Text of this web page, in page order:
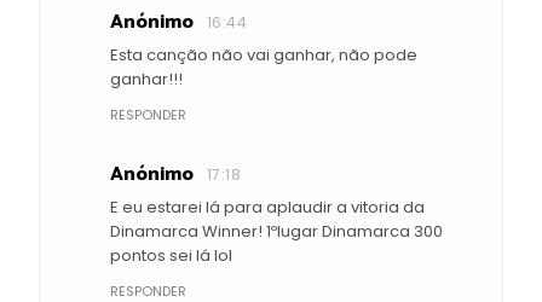
Anónimo 16:44
Esta canção não vai ganhar, não pode
ganhar!!!
RESPONDER
Anónimo 17:18
E eu estarei lá para aplaudir a vitoria da
Dinamarca Winner! 1ºlugar Dinamarca 300
pontos sei lá lol
RESPONDER